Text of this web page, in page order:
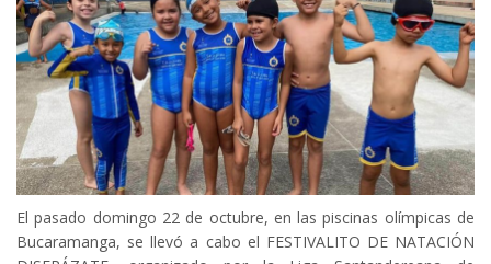
El pasado domingo 22 de octubre, en las piscinas olímpicas de
Bucaramanga, se llevó a cabo el FESTIVALITO DE NATACIÓN